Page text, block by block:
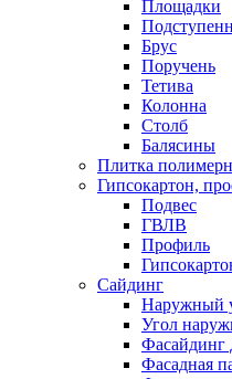
Площадки
Брус
Поручень
Тетива
Колонна
Столб
Балясины
Плитка
Гипсокартон,
Подвес
ГВЛВ
Профиль
Сайдинг
Наружный
Угол
Фасайдинг
Фасадная